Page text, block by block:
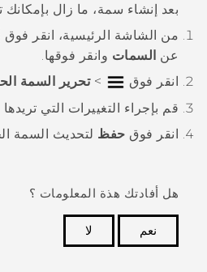
بعد إنشاء سمة، ما زال بإمكانك
من الشاشة الرئيسية، انقر فوق
عن السمات وانقر فوقها.
انقر فوق
>تحرير السمة
قم بإجراء التغييرات التي
انقر فوق حفظ لتحديث السمة
هل أفادتك هذة المعلومات ؟
نعم
لا